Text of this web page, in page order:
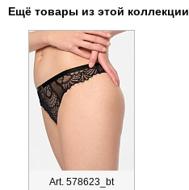
Ещё товары из этой коллекции
Art. 578623_bt